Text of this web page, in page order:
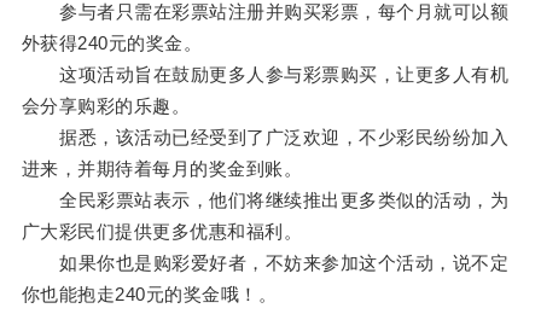
参与者只需在彩票站注册并购买彩票，每个月就可以额
外获得240元的奖金。
这项活动旨在鼓励更多人参与彩票购买，让更多人有机
会分享购彩的乐趣。
据悉，该活动已经受到了广泛欢迎，不少彩民纷纷加入
进来，并期待着每月的奖金到账。
全民彩票站表示，他们将继续推出更多类似的活动，为
广大彩民们提供更多优惠和福利。
如果你也是购彩爱好者，不妨来参加这个活动，说不定
你也能抱走240元的奖金哦！。